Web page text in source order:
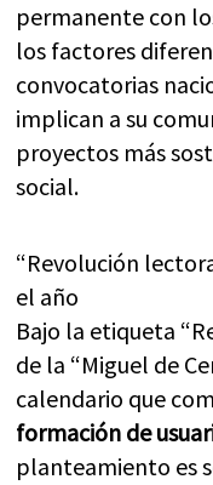
permanente con
los factores
convocatorias
implican a su
proyectos más
social.
“Revolución
el año
Bajo la etiqueta
de la “Miguel de
calendario que
formación de
planteamiento es